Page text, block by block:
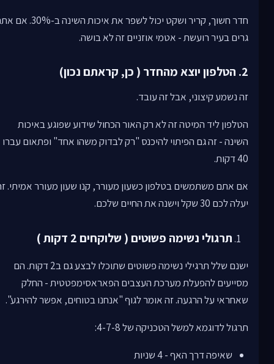
חדר חשוך, קריר ושקט יכול לשפר את איכות השינה
גרים בעיר רועשת - אטמי אוזניים זה לא בושה.
2. הטלפון יוצא מהחדר ( כן, קראתם נכון)
זה נשמע קיצוני, אבל זה עובד.
הטלפון ליד המיטה זה לא רק האור הכחול שידוע שפוגע באיכות
השינה - זה גם הפיתוי להיכנס "רק לבדוק משהו אחד" ופתאום עברו
40 דקות.
אם אתם משתמשים בטלפון כשעון מעורר, קנו שעון מעורר אמיתי.
יעלה לכם 30 שקל וישנה את החיים שלכם.
תרגולי נשימה פשוטים ( שלוקחים 2 דקות )
ישנם שלל תרגילי נשימה פשוטים שתוכלו לבצע גם ב2 דקות. הם
מסייעים להפעלת מערכת העצבים הפאראסימפטטית - החלק
שאחראי על הרגעה. זה אומר לגוף "אנחנו בטוחים, אפשר להירגע".
תרגול לדוגמא למשל הטכניקה של 4-7-8:
שאיפה דרך האף - 4 שניות